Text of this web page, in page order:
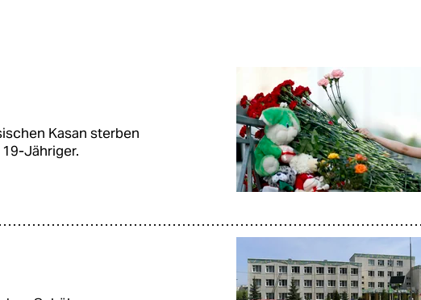
Kasan sterben
Jähriger.